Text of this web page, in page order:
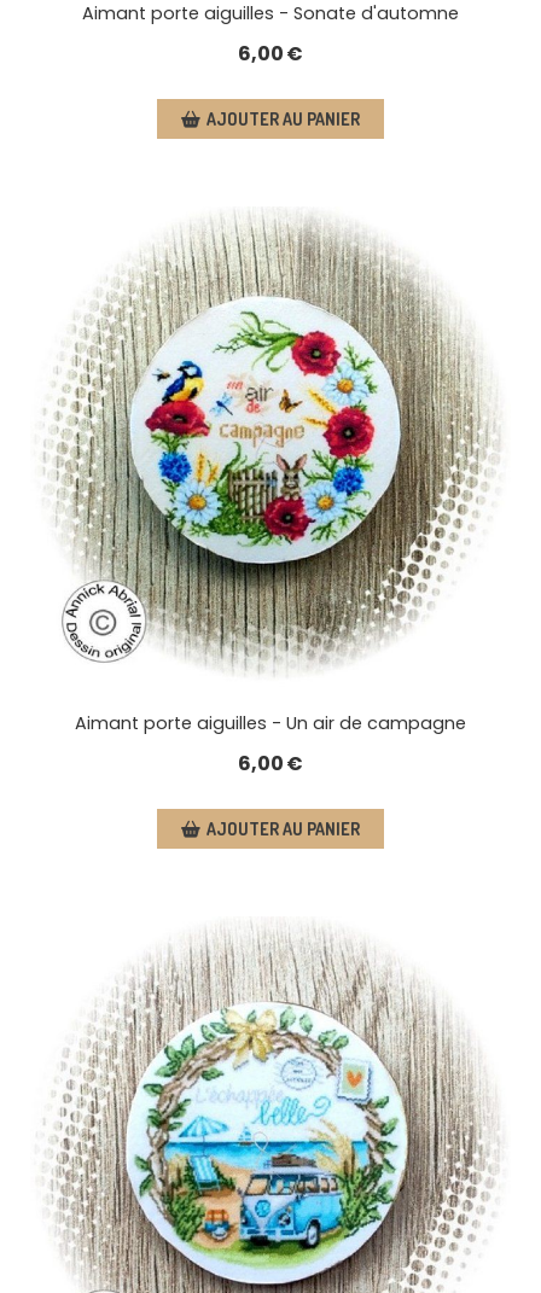
Aimant porte aiguilles - Sonate d'automne
6,00€
AJOUTER AU PANIER
Aimant porte aiguilles - Un air de campagne
6,00€
AJOUTER AU PANIER